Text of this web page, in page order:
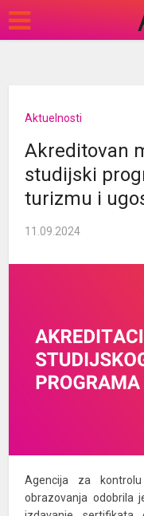
Aktuelnosti
Akreditovan
studijski
turizmu i
11.09.2024
Agencija za
obrazovanja odobrila